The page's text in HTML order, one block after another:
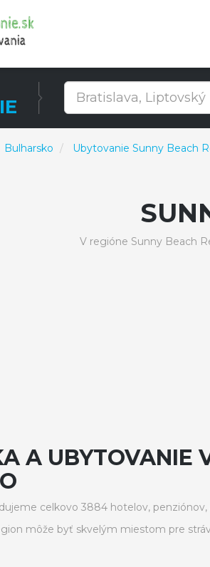
Bulharsko Ubytovanie Sunny Beach
V regióne Sunny Beach
A UBYTOVANIE
celkovo 3884 hotelov,
môže byť skvelým miestom pre